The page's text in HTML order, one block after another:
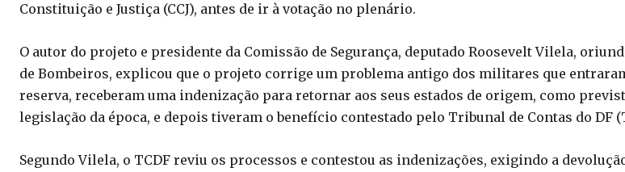
Constituição e Justiça (CCJ), antes de ir à votação no plenário.
O autor do projeto e presidente da Comissão de Segurança, deputado Roosevelt Vilela,
de Bombeiros, explicou que o projeto corrige um problema antigo dos militares que
reserva, receberam uma indenização para retornar aos seus estados de origem, como
legislação da época, e depois tiveram o benefício contestado pelo Tribunal de Contas do DF
Segundo Vilela, o TCDF reviu os processos e contestou as indenizações, exigindo a